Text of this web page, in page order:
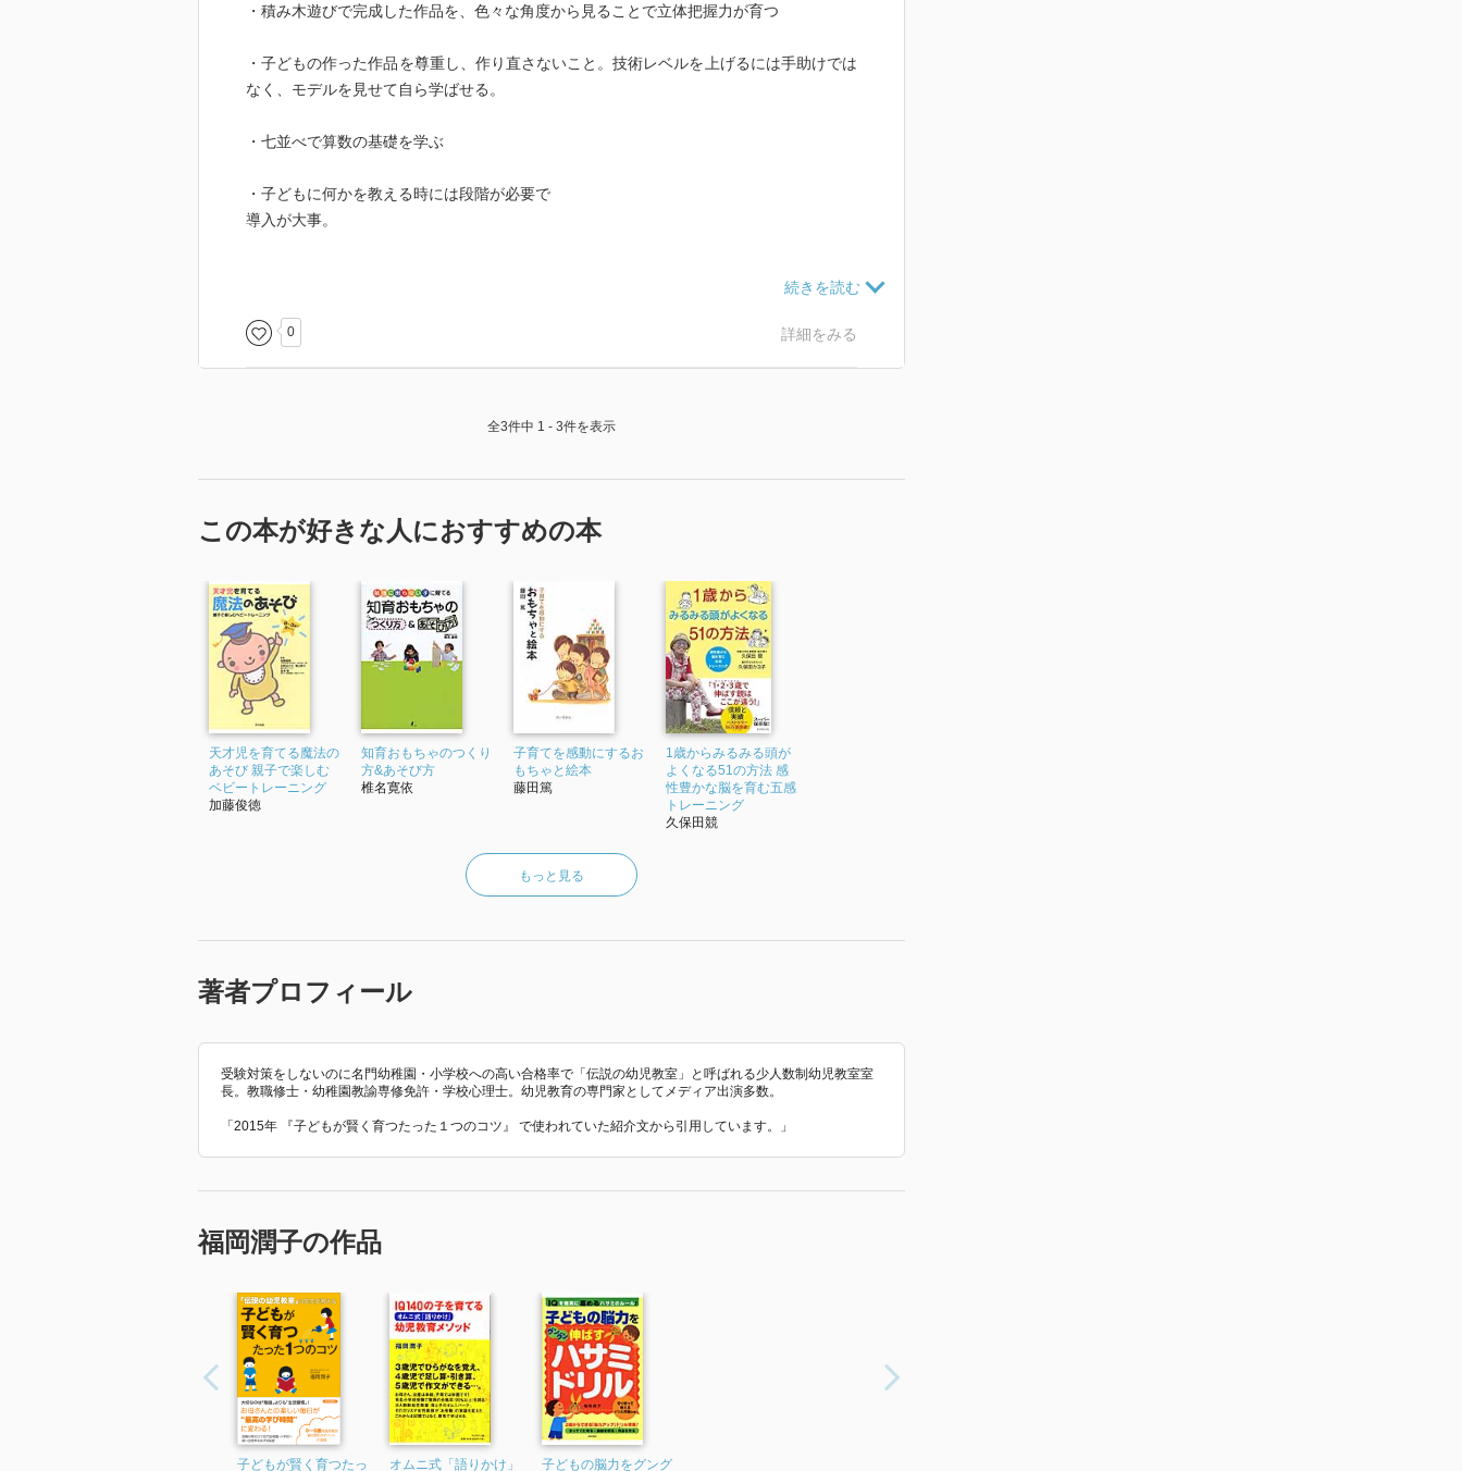
を与えることでものを大切にすることを学ぶ。
(5章からの抜粋)
1.自分で選ばせる習慣を身に付けさせる。
3.楽しいと感じさせる工夫をする。
がんばりなさい。が時にネガティブな言葉になるというのは理解できる。
5.結果より目的を重視する。
・積み木遊びで完成した作品を、色々な角度から見ることで立体把握力が育つ
・子どもの作った作品を尊重し、作り直さないこと。技術レベルを上げるには手助けでは
なく、モデルを見せて自ら学ばせる。
・七並べで算数の基礎を学ぶ
・子どもに何かを教える時には段階が必要で
導入が大事。
・絵本は心の栄養。子どもが読んで欲しがる本は何度でも読んであげる。
親が読みたい本はその後に読む。
主に具体例が挙げられており、取り組みやすい。
0 詳細をみる
全3件中 1 - 3件を表示
この本が好きな人におすすめの本
天才児を育てる魔法の
あそび 親子で楽しむ
ベビートレーニング
加藤俊徳
知育おもちゃのつくり
方&あそび方
椎名寛依
子育てを感動にするお
もちゃと絵本
藤田篤
1歳からみるみる頭が
よくなる51の方法 感
性豊かな脳を育む五感
トレーニング
久保田競
もっと見る
著者プロフィール
受験対策をしないのに名門幼稚園・小学校への高い合格率で「伝説の幼児教室」と呼ばれる少人数制幼児教室室
長。教職修士・幼稚園教諭専修免許・学校心理士。幼児教育の専門家としてメディア出演多数。
「2015年 『子どもが賢く育つたった１つのコツ』 で使われていた紹介文から引用しています。」
福岡潤子の作品
子どもが賢く育つたっ オムニ式「語りかけ」 子どもの脳力をグング